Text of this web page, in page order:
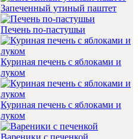
Запеченный утиный паштет
Печень по-пастушьи
Куриная печень с яблоками и
луком
Куриная печень с яблоками и
луком
Вареники с печенкой